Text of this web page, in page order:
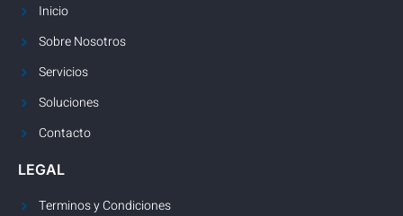
Inicio
Sobre Nosotros
Servicios
Soluciones
Contacto
LEGAL
Terminos y Condiciones